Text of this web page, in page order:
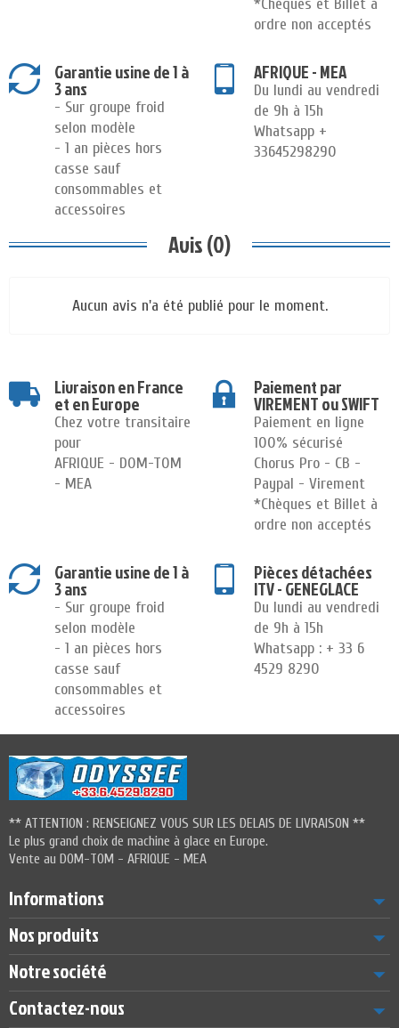
*Chèques et Billet à
ordre non acceptés
Garantie usine de 1 à
3 ans
- Sur groupe froid
selon modèle
- 1 an pièces hors
casse sauf
consommables et
accessoires
AFRIQUE - MEA
Du lundi au vendredi
de 9h à 15h
Whatsapp +
33645298290
Avis (0)
Aucun avis n'a été publié pour le moment.
Livraison en France
et en Europe
Chez votre transitaire
pour
AFRIQUE - DOM-TOM
- MEA
Paiement par
VIREMENT ou SWIFT
Paiement en ligne
100% sécurisé
Chorus Pro - CB -
Paypal - Virement
*Chèques et Billet à
ordre non acceptés
Garantie usine de 1 à
3 ans
- Sur groupe froid
selon modèle
- 1 an pièces hors
casse sauf
consommables et
accessoires
Pièces détachées
ITV - GENEGLACE
Du lundi au vendredi
de 9h à 15h
Whatsapp : + 33 6
4529 8290
** ATTENTION : RENSEIGNEZ VOUS SUR LES DELAIS DE LIVRAISON **
Le plus grand choix de machine à glace en Europe.
Vente au DOM-TOM - AFRIQUE - MEA
Informations
Nos produits
Notre société
Contactez-nous